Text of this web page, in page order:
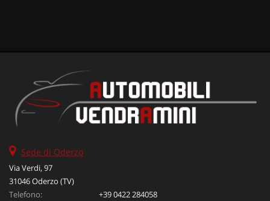
Sede di Oderzo
Via Verdi, 97
31046 Oderzo (TV)
Telefono:
+39 0422 284058